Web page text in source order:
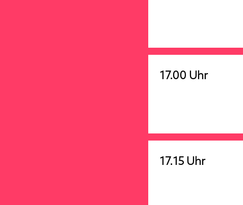
17.00 Uhr
17.15 Uhr